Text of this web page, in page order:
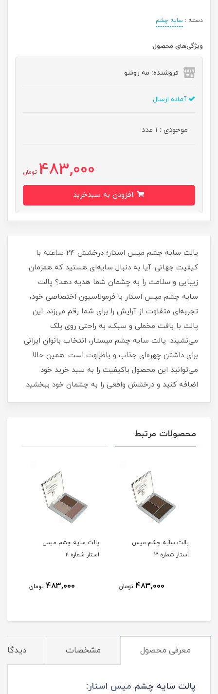
دسته : سایه چشم
ویژگی‌های محصول
فروشنده: مه رو‌شو
آماده ارسال
موجودی : 1 عدد
483,000 تومان
پالت سایه چشم میس استار؛ درخشش ۲۴ ساعته با
کیفیت جهانی. آیا به دنبال سایه‌ای هستید که همزمان
زیبایی و سلامت را به چشمان شما هدیه دهد؟ پالت
سایه چشم میس استار با فرمولاسیون اختصاصی خود،
تجربه‌ای متفاوت از آرایش را برای شما رقم می‌زند. این
پالت با بافت مخملی و سبک، به راحتی روی پلک
می‌نشیند. پالت سایه چشم میستار، انتخاب بانوان ایرانی
برای داشتن چهره‌ای جذاب و باطراوت است. همین حالا
می‌توانید این محصول باکیفیت را به سبد خرید خود
اضافه کنید و درخشش واقعی را به چشمان خود ببخشید.
محصولات مرتبط
پالت سایه چشم میس
استار شماره 3
483,000 تومان
پالت سایه چشم میس
استار شماره 2
483,000 تومان
معرفی محصول مشخصات
پالت سایه چشم میس استار: